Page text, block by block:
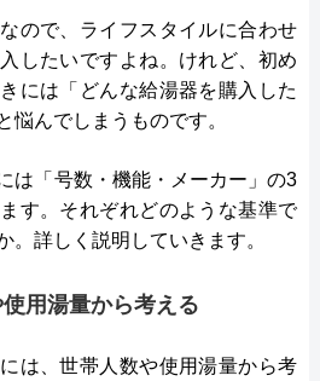
ので、ライフスタイルに合わせ
したいですよね。けれど、初め
には「どんな給湯器を購入した
悩んでしまうものです。
は「号数・機能・メーカー」の3
す。それぞれどのような基準で
。詳しく説明していきます。
用湯量から考える
は、世帯人数や使用湯量から考